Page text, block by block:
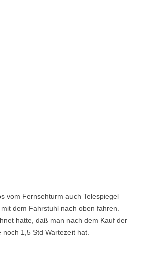
vom Fernsehturm auch Telespiegel
dem Fahrstuhl nach oben fahren.
hatte, daß man nach dem Kauf der
noch 1,5 Std Wartezeit hat.